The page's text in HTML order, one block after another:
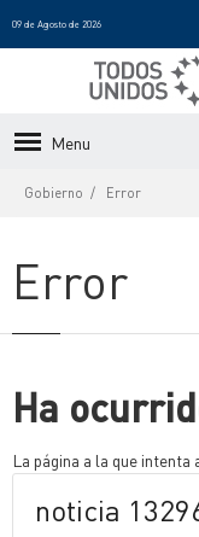
09 de Agosto de 2026
Menu
Gobierno Error
Error
Ha
La página a la que